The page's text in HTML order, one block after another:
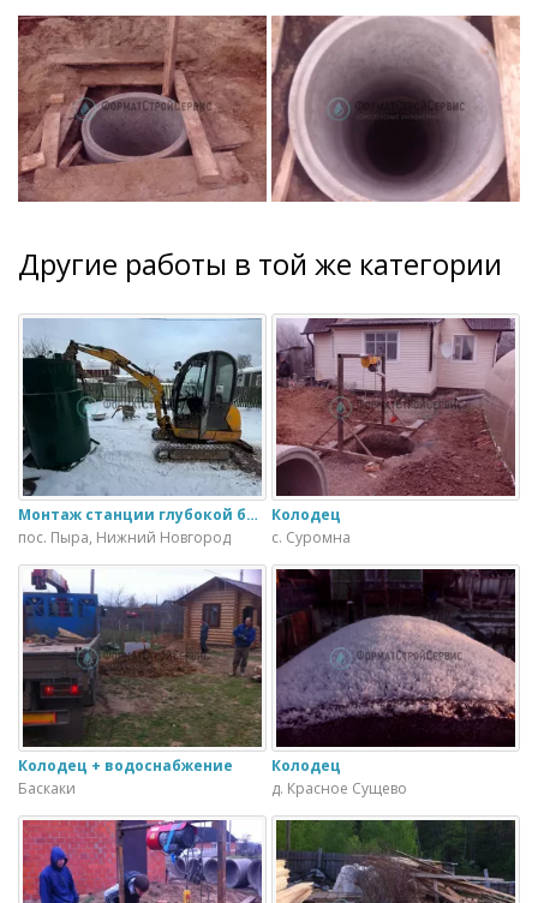
Другие работы в той же категории
Монтаж станции глубокой биологической очистки ИталБио - 5 с колодцем дренажным для слива воды
пос. Пыра, Нижний Новгород
Колодец
с. Суромна
Колодец + водоснабжение
Баскаки
Колодец
д. Красное Сущево